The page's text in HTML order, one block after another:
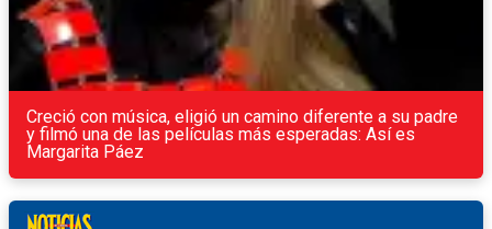
Creció con música, eligió un camino diferente a su padre
y filmó una de las películas más esperadas: Así es
Margarita Páez